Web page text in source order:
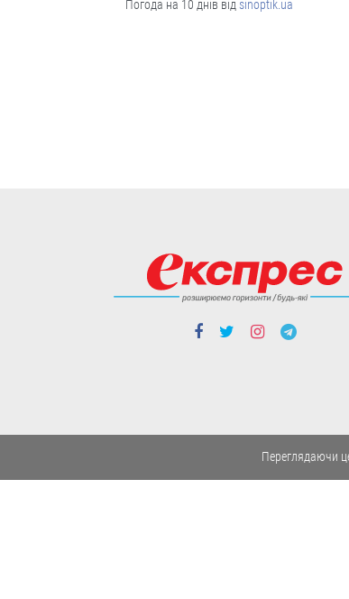
Погода на 10 днів відsinoptik.ua
Як повернути позичені кошти.
батьківську
Переглядаючи